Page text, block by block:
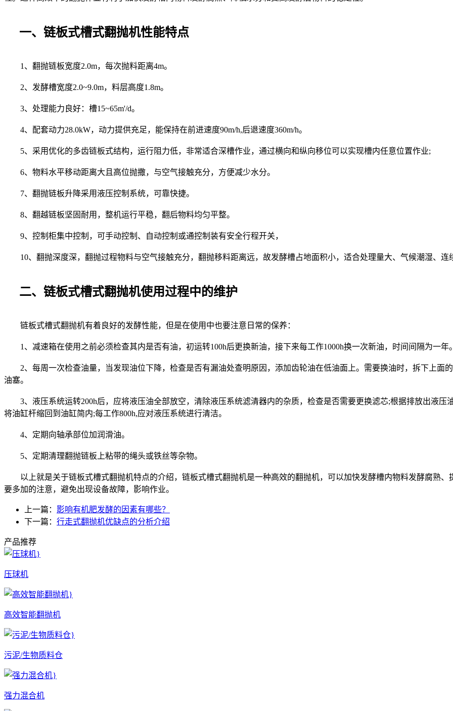
一、链板式槽式翻抛机性能特点
1、翻抛链板宽度2.0m，每次抛料距离4m。
2、发酵槽宽度2.0~9.0m，料层高度1.8m。
3、处理能力良好：槽15~65m'/d。
4、配套动力28.0kW，动力提供充足，能保持在前进速度90m/h,后退速度360m/h。
5、采用优化的多齿链板式结构，运行阻力低，非常适合深槽作业，通过横向和纵向移位可以实现槽内任意位置作业;
6、物料水平移动距离大且高位抛撒，与空气接触充分，方便减少水分。
7、翻抛链板升降采用液压控制系统，可靠快捷。
8、翻越链板坚固耐用，整机运行平稳，翻后物料均匀平整。
9、控制柜集中控制，可手动控制、自动控制或通控制装有安全行程开关，
10、翻抛深度深，翻抛过程物料与空气接触充分，翻抛移料距离远，故发酵槽占地面积小，适合处理量大、气候潮湿、连
二、链板式槽式翻抛机使用过程中的维护
链板式槽式翻抛机有着良好的发酵性能，但是在使用中也要注意日常的保养：
1、减速箱在使用之前必须检查其内是否有油，初运转100h后更换新油，接下来每工作1000h换一次新油，时间间隔为一年。
2、每周一次检查油量，当发现油位下降，检查是否有漏油处查明原因，添加齿轮油在低油面上。需要换油时，拆下上面
油塞。
3、液压系统运转200h后，应将液压油全部放空，清除液压系统滤清器内的杂质，检查是否需要更换滤芯;根据排放出液压
将油缸杆缩回到油缸简内;每工作800h,应对液压系统进行清洁。
4、定期向轴承部位加润滑油。
5、定期清理翻抛链板上粘带的绳头或铁丝等杂物。
以上就是关于链板式槽式翻抛机特点的介绍，链板式槽式翻抛机是一种高效的翻抛机，可以加快发酵槽内物料发酵腐熟、
要多加的注意，避免出现设备故障，影响作业。
上一篇： 影响有机肥发酵的因素有哪些？
下一篇： 行走式翻抛机优缺点的分析介绍
产品推荐
压球机
高效智能翻抛机
污泥/生物质料仓
强力混合机